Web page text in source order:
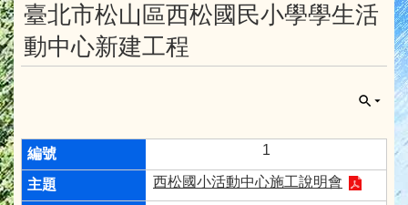
臺北市松山區西松國民小學學生活
動中心新建工程
1
西松國小活動中心施工說明會